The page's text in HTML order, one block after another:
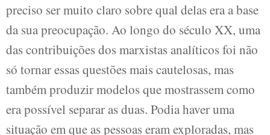
preciso ser muito claro sobre qual delas era a base
da sua preocupação. Ao longo do século XX, uma
das contribuições dos marxistas analíticos foi não
só tornar essas questões mais cautelosas, mas
também produzir modelos que mostrassem como
era possível separar as duas. Podia haver uma
situação em que as pessoas eram exploradas, mas